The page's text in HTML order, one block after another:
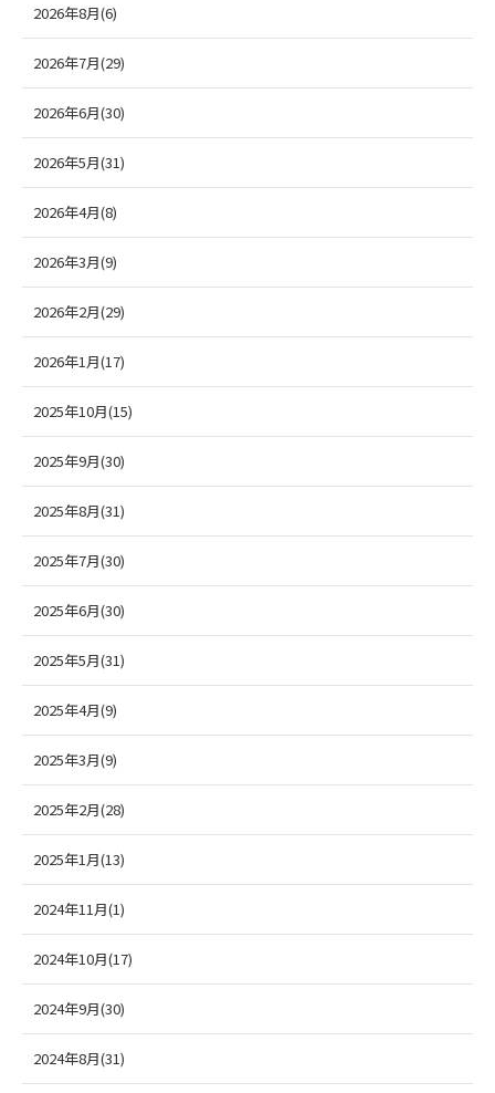
2026年8月(6)
2026年7月(29)
2026年6月(30)
2026年5月(31)
2026年4月(8)
2026年3月(9)
2026年2月(29)
2026年1月(17)
2025年10月(15)
2025年9月(30)
2025年8月(31)
2025年7月(30)
2025年6月(30)
2025年5月(31)
2025年4月(9)
2025年3月(9)
2025年2月(28)
2025年1月(13)
2024年11月(1)
2024年10月(17)
2024年9月(30)
2024年8月(31)